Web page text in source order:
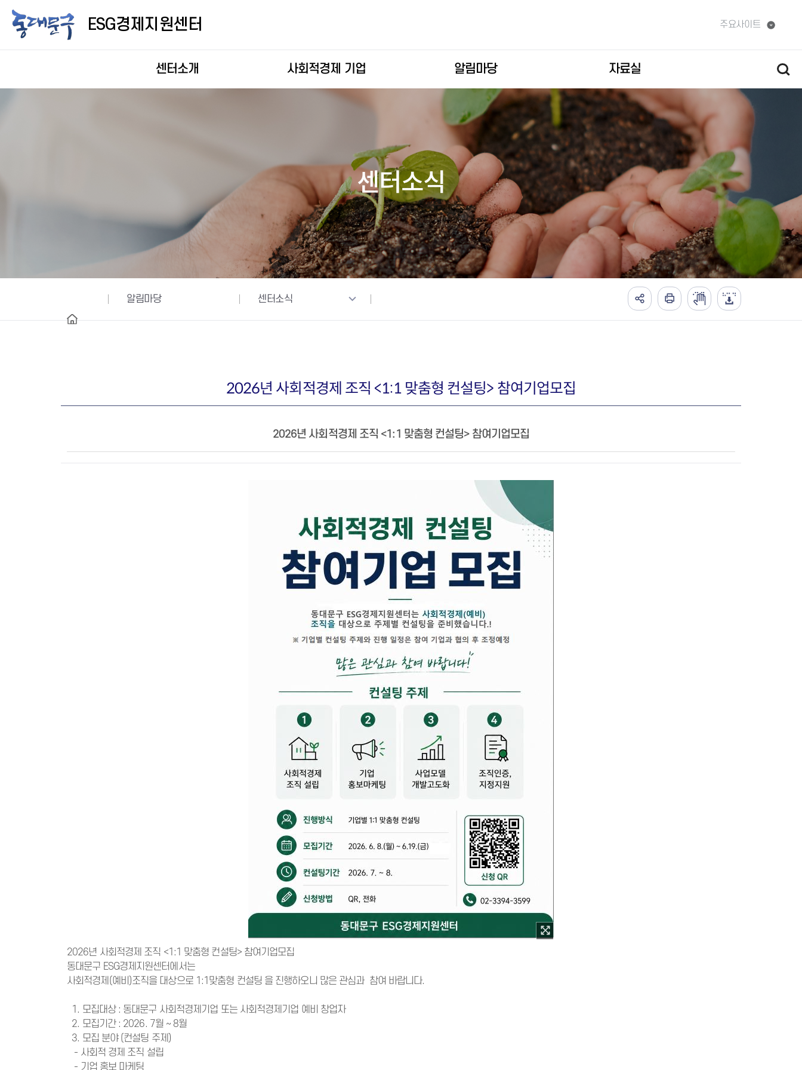
ESG경제지원센터 주요사이트
센터소개 사회적경제 기업 알림마당 자료실
센터소식
알림마당 센터소식
2026년 사회적경제 조직 <1:1 맞춤형 컨설팅> 참여기업모집
2026년 사회적경제 조직 <1:1 맞춤형 컨설팅> 참여기업모집
2026년 사회적경제 조직 <1:1 맞춤형 컨설팅> 참여기업모집
동대문구 ESG경제지원센터에서는
사회적경제(예비)조직을 대상으로 1:1맞춤형 컨설팅 을 진행하오니 많은 관심과 참여 바랍니다.
1. 모집대상 : 동대문구 사회적경제기업 또는 사회적경제기업 예비 창업자
2. 모집기간 : 2026. 7월 ~ 8월
3. 모집 분야 (컨설팅 주제)
- 사회적 경제 조직 설립
- 기업 홍보 마케팅